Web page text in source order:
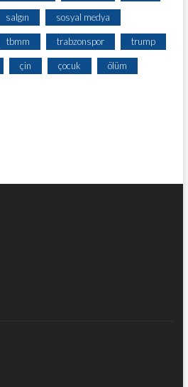
salgın sosyal medya
tbmm trabzonspor trump
çin çocuk ölüm